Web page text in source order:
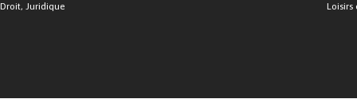
Droit, Juridique
Loisirs